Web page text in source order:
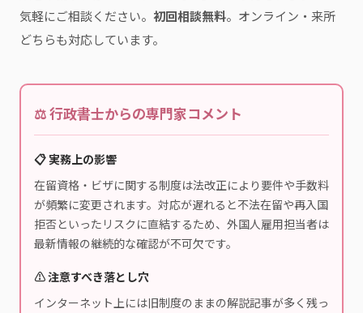
気軽にご相談ください。 初回相談無料。オンライン・来所
どちらも対応しています。
⚖️ 行政書士からの専門家コメント
📋 実務上の影響
在留資格・ビザに関する制度は法改正により要件や手数料
が頻繁に変更されます。対応が遅れると不法在留や再入国
拒否といったリスクに直結するため、外国人雇用担当者は
最新情報の継続的な確認が不可欠です。
⚠️ 注意すべき落とし穴
インターネット上には旧制度のままの解説記事が多く残っ